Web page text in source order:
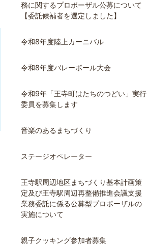
務に関するプロポーザル公募について
【委託候補者を選定しました】
令和8年度陸上カーニバル
令和8年度バレーボール大会
令和9年「王寺町はたちのつどい」実行
委員を募集します
音楽のあるまちづくり
ステージオペレーター
王寺駅周辺地区まちづくり基本計画策
定及び王寺駅周辺再整備推進会議支援
業務委託に係る公募型プロポーザルの
実施について
親子クッキング参加者募集